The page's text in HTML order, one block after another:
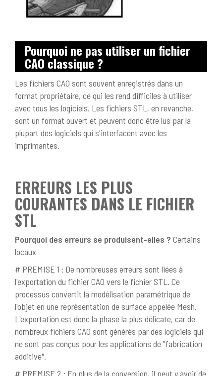
Pourquoi ne pas utiliser un fichier
CAO classique ?
Les fichiers CAO sont souvent enregistrés dans un
format propriétaire, ce qui les rend difficiles à utiliser
avec tous les logiciels. Les fichiers STL, en revanche,
sont un format ouvert et peuvent donc être lus par la
plupart des logiciels qui s'interfacent avec les
imprimantes.
ERREURS LES PLUS
COURANTES DANS LE FICHIER
STL
Pourquoi des erreurs se produisent-elles ? Certains
locaux
# PREMISE 1 : De nombreuses erreurs sont liées à
l'exportation du fichier CAO vers le fichier STL. Ce
processus convertit la modélisation paramétrique de
l'objet en une représentation de surface appelée Mesh.
L'exportation est donc la phase la plus délicate, car de
nombreux fichiers CAO sont générés par des logiciels qui
ne sont pas conçus pour les applications de "fabrication
additive".
# PREMISE 2 : En plus de la conversion, il peut y avoir de